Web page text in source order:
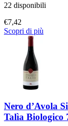
22 disponibili
€7,42
Scopri di più
Nero d’Avola
Talìa Biologico